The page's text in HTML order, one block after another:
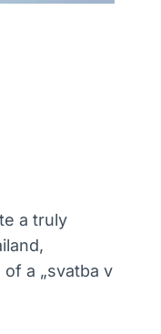
a truly
a „svatba v